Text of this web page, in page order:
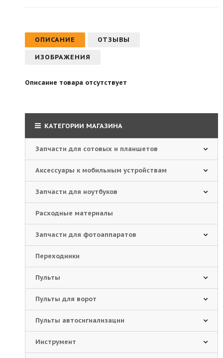
ОПИСАНИЕ ОТЗЫВЫ
ИЗОБРАЖЕНИЯ
Описание товара отсутствует
КАТЕГОРИИ МАГАЗИНА
Запчасти для сотовых и планшетов
Аксессуары к мобильным устройствам
Запчасти для ноутбуков
Расходные материалы
Запчасти для фотоаппаратов
Переходники
Пульты
Пульты для ворот
Пульты автосигнализации
Инструмент